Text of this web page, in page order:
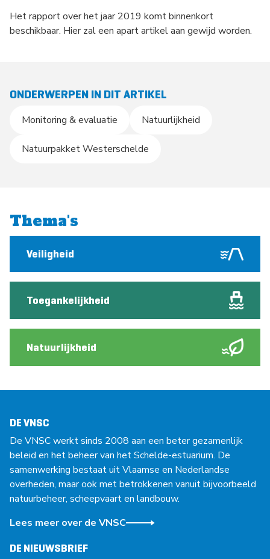
Het rapport over het jaar 2019 komt binnenkort
beschikbaar. Hier zal een apart artikel aan gewijd worden.
ONDERWERPEN IN DIT ARTIKEL
Monitoring & evaluatie Natuurlijkheid
Natuurpakket Westerschelde
Thema's
Veiligheid
Toegankelijkheid
Natuurlijkheid
DE VNSC
De VNSC werkt sinds 2008 aan een beter gezamenlijk
beleid en het beheer van het Schelde-estuarium. De
samenwerking bestaat uit Vlaamse en Nederlandse
overheden, maar ook met betrokkenen vanuit bijvoorbeeld
natuurbeheer, scheepvaart en landbouw.
Lees meer over de VNSC
DE NIEUWSBRIEF